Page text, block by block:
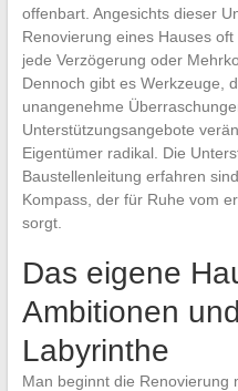
offenbart. Angesichts dieser
Renovierung eines Hauses
jede Verzögerung oder
Dennoch gibt es Werkzeuge,
unangenehme
Unterstützungsangebote
Eigentümer radikal. Die
Baustellenleitung erfahren
Kompass, der für Ruhe vom
sorgt.
Das eigene
Ambitionen
Labyrinthe
Man beginnt die Renovierung